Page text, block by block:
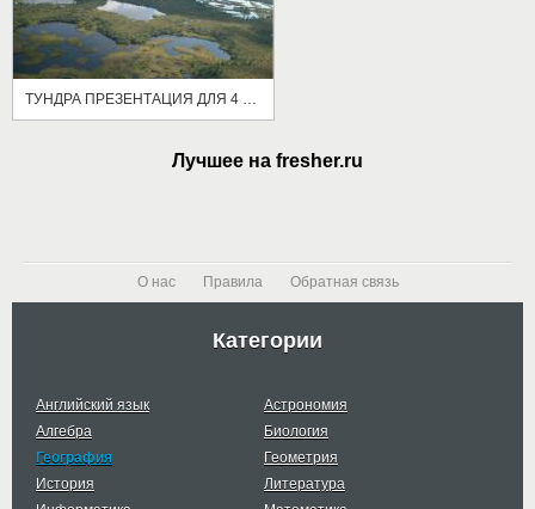
Лучшее на fresher.ru
О нас Правила Обратная связь
Категории
Английский язык
Астрономия
Алгебра
Биология
География
Геометрия
История
Литература